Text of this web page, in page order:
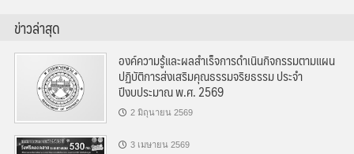
ข่าวล่าสุด
องค์ความรู้และผลสำเร็จการดำเนินกิจกรรมตามแผน
ปฏิบัติการส่งเสริมคุณธรรมจริยธรรม ประจำ
ปีงบประมาณ พ.ศ. 2569
2 มิถุนายน 2569
3 เมษายน 2569